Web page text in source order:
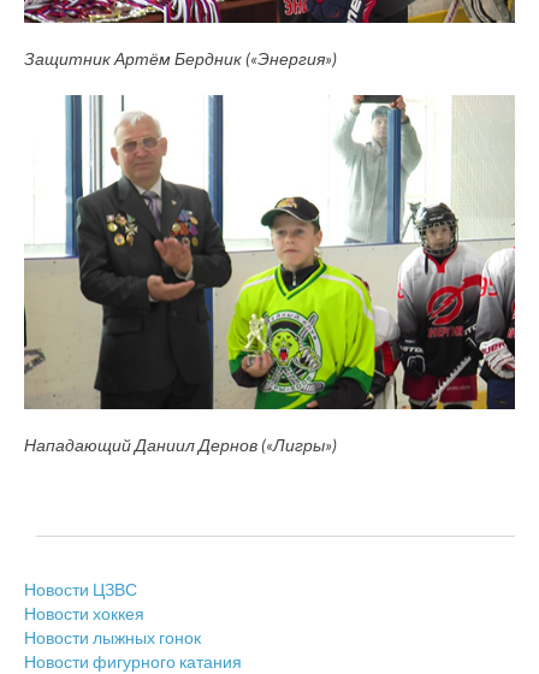
Защитник Артём Бердник («Энергия»)
Нападающий Даниил Дернов («Лигры»)
Новости ЦЗВС
Новости хоккея
Новости лыжных гонок
Новости фигурного катания